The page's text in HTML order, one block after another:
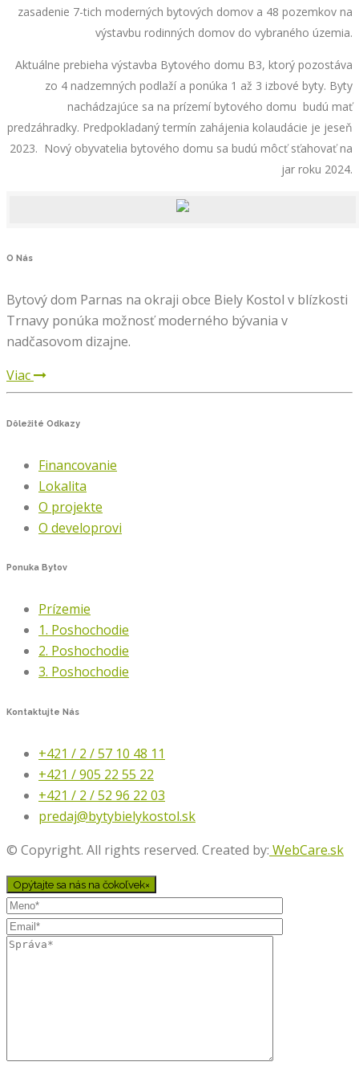
zasadenie 7-tich moderných bytových domov a 48 pozemkov na
výstavbu rodinných domov do vybraného územia.
Aktuálne prebieha výstavba Bytového domu B3, ktorý pozostáva
zo 4 nadzemných podlaží a ponúka 1 až 3 izbové byty. Byty
nachádzajúce sa na prízemí bytového domu budú mať
predzáhradky. Predpokladaný termín zahájenia kolaudácie je jeseň
2023. Nový obyvatelia bytového domu sa budú môcť sťahovať na
jar roku 2024.
O Nás
Bytový dom Parnas na okraji obce Biely Kostol v blízkosti
Trnavy ponúka možnosť moderného bývania v
nadčasovom dizajne.
Viac
Dôležité Odkazy
Financovanie
Lokalita
O projekte
O developrovi
Ponuka Bytov
Prízemie
1. Poshochodie
2. Poshochodie
3. Poshochodie
Kontaktujte Nás
+421 / 2 / 57 10 48 11
+421 / 905 22 55 22
+421 / 2 / 52 96 22 03
predaj@bytybielykostol.sk
© Copyright. All rights reserved. Created by: WebCare.sk
Opýtajte sa nás na čokoľvek×